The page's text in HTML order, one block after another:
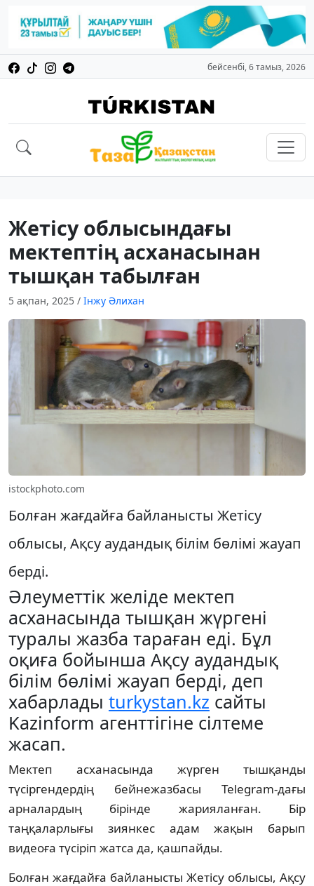
бейсенбі, 6 тамыз, 2026
Жетісу облысындағы
мектептің асханасынан
тышқан табылған
5 ақпан, 2025 / Інжу Әлихан
istockphoto.com
Болған жағдайға байланысты Жетісу
облысы, Ақсу аудандық білім бөлімі жауап
берді.
Әлеуметтік желіде мектеп
асханасында тышқан жүргені
туралы жазба тараған еді. Бұл
оқиға бойынша Ақсу аудандық
білім бөлімі жауап берді, деп
хабарлады turkystan.kz сайты
Kazinform агенттігіне сілтеме
жасап.
Мектеп асханасында жүрген тышқанды
түсіргендердің бейнежазбасы Telegram-дағы
арналардың бірінде жарияланған. Бір
таңқаларлығы зиянкес адам жақын барып
видеоға түсіріп жатса да, қашпайды.
Болған жағдайға байланысты Жетісу облысы, Ақсу